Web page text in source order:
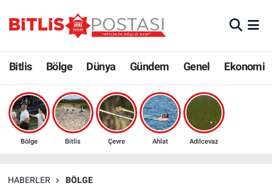
Bitlis Bölge Dünya Gündem Genel Ekonomi
Bölge Bitlis Çevre Ahlat Adilcevaz
HABERLER BÖLGE
Bölge
Çevre
Bitlis Trafik Yoğunluk Haritası
Süper Lig Puan Durumu ve Fikstür